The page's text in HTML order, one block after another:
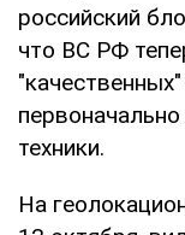
российский
что ВС РФ
техники.
На